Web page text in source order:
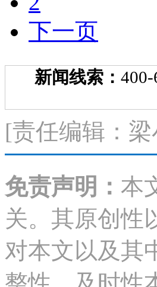
新闻线索：
[责任编辑：
免责声明： 本
关。其原创性
对本文以及其
整性、及时性
考，并请自行